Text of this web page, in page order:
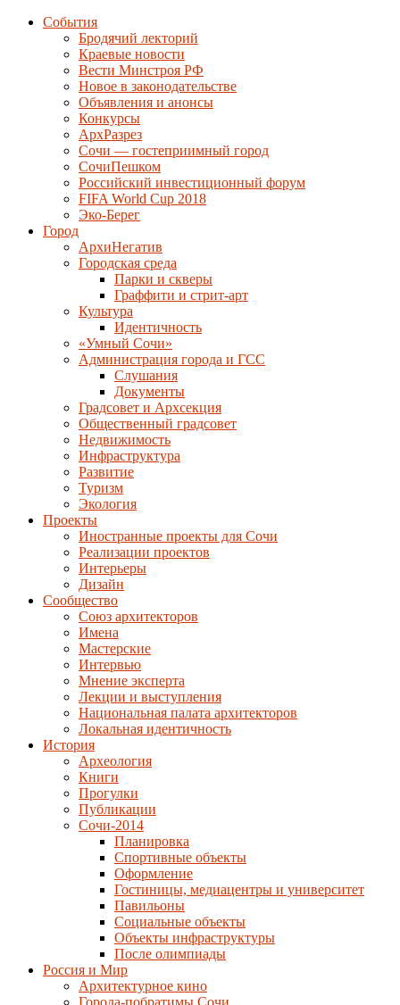
События
Бродячий лекторий
Краевые новости
Вести Минстроя РФ
Новое в законодательстве
Объявления и анонсы
Конкурсы
АрхРазрез
Сочи — гостеприимный город
СочиПешком
Российский инвестиционный форум
FIFA World Cup 2018
Эко-Берег
Город
АрхиНегатив
Городская среда
Парки и скверы
Граффити и стрит-арт
Культура
Идентичность
«Умный Сочи»
Администрация города и ГСС
Слушания
Документы
Градсовет и Архсекция
Общественный градсовет
Недвижимость
Инфраструктура
Развитие
Туризм
Экология
Проекты
Иностранные проекты для Сочи
Реализации проектов
Интерьеры
Дизайн
Сообщество
Союз архитекторов
Имена
Мастерские
Интервью
Мнение эксперта
Лекции и выступления
Национальная палата архитекторов
Локальная идентичность
История
Археология
Книги
Прогулки
Публикации
Сочи-2014
Планировка
Спортивные объекты
Оформление
Гостиницы, медиацентры и университет
Павильоны
Социальные объекты
Объекты инфраструктуры
После олимпиады
Россия и Мир
Архитектурное кино
Города-побратимы Сочи